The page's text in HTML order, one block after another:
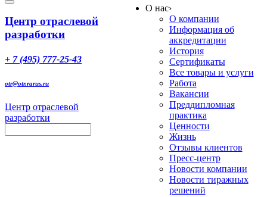
Toggle
Центр отраслевой
разработки
+ 7 (495) 777-25-43
otr@otr.rarus.ru
Центр отраслевой
разработки
О нас›
О компании
Информация об
аккредитации
История
Сертификаты
Все товары и услуги
Работа
Вакансии
Преддипломная
практика
Ценности
Жизнь
Отзывы клиентов
Пресс-центр
Новости компании
Новости тиражных
решений